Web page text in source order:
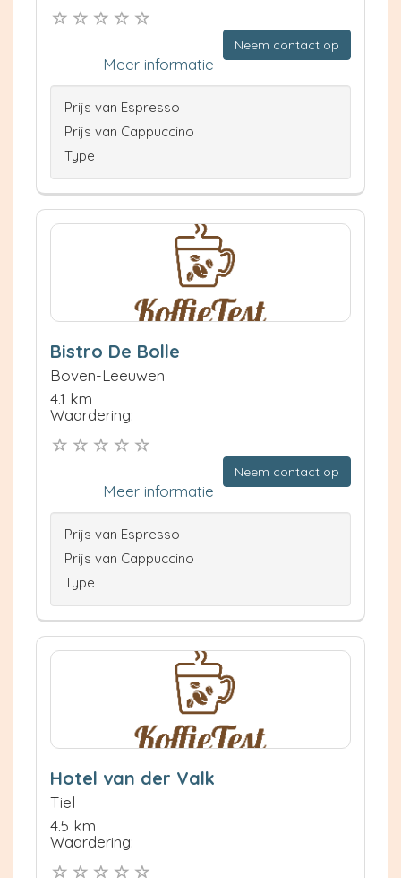
Neem contact op
Meer informatie
Prijs van Espresso
Prijs van Cappuccino
Type
Bistro De Bolle
Boven-Leeuwen
4.1 km
Waardering:
Neem contact op
Meer informatie
Prijs van Espresso
Prijs van Cappuccino
Type
Hotel van der Valk
Tiel
4.5 km
Waardering: